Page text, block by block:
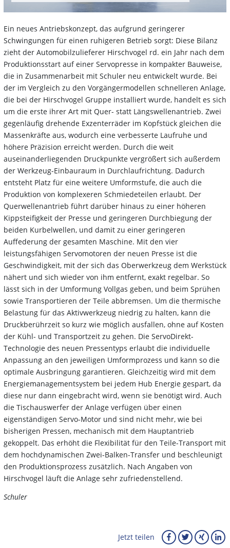
Ein neues Antriebskonzept, das aufgrund geringerer
Schwingungen für einen ruhigeren Betrieb sorgt: Diese Bilanz
zieht der Automobilzulieferer Hirschvogel rd. ein Jahr nach dem
Produktionsstart auf einer Servopresse in kompakter Bauweise,
die in Zusammenarbeit mit Schuler neu entwickelt wurde. Bei
der im Vergleich zu den Vorgängermodellen schnelleren Anlage,
die bei der Hirschvogel Gruppe installiert wurde, handelt es sich
um die erste ihrer Art mit Quer- statt Längswellenantrieb. Zwei
gegenläufig drehende Exzenterräder im Kopfstück gleichen die
Massenkräfte aus, wodurch eine verbesserte Laufruhe und
höhere Präzision erreicht werden. Durch die weit
auseinanderliegenden Druckpunkte vergrößert sich außerdem
der Werkzeug-Einbauraum in Durchlaufrichtung. Dadurch
entsteht Platz für eine weitere Umformstufe, die auch die
Produktion von komplexeren Schmiedeteilen erlaubt. Der
Querwellenantrieb führt darüber hinaus zu einer höheren
Kippsteifigkeit der Presse und geringeren Durchbiegung der
beiden Kurbelwellen, und damit zu einer geringeren
Auffederung der gesamten Maschine. Mit den vier
leistungsfähigen Servomotoren der neuen Presse ist die
Geschwindigkeit, mit der sich das Oberwerkzeug dem Werkstück
nähert und sich wieder von ihm entfernt, exakt regelbar. So
lässt sich in der Umformung Vollgas geben, und beim Sprühen
sowie Transportieren der Teile abbremsen. Um die thermische
Belastung für das Aktivwerkzeug niedrig zu halten, kann die
Druckberührzeit so kurz wie möglich ausfallen, ohne auf Kosten
der Kühl- und Transportzeit zu gehen. Die ServoDirekt-
Technologie des neuen Pressentyps erlaubt die individuelle
Anpassung an den jeweiligen Umformprozess und kann so die
optimale Ausbringung garantieren. Gleichzeitig wird mit dem
Energiemanagementsystem bei jedem Hub Energie gespart, da
diese nur dann eingebracht wird, wenn sie benötigt wird. Auch
die Tischauswerfer der Anlage verfügen über einen
eigenständigen Servo-Motor und sind nicht mehr, wie bei
bisherigen Pressen, mechanisch mit dem Hauptantrieb
gekoppelt. Das erhöht die Flexibilität für den Teile-Transport mit
dem hochdynamischen Zwei-Balken-Transfer und beschleunigt
den Produktionsprozess zusätzlich. Nach Angaben von
Hirschvogel läuft die Anlage sehr zufriedenstellend.
Schuler
Jetzt teilen